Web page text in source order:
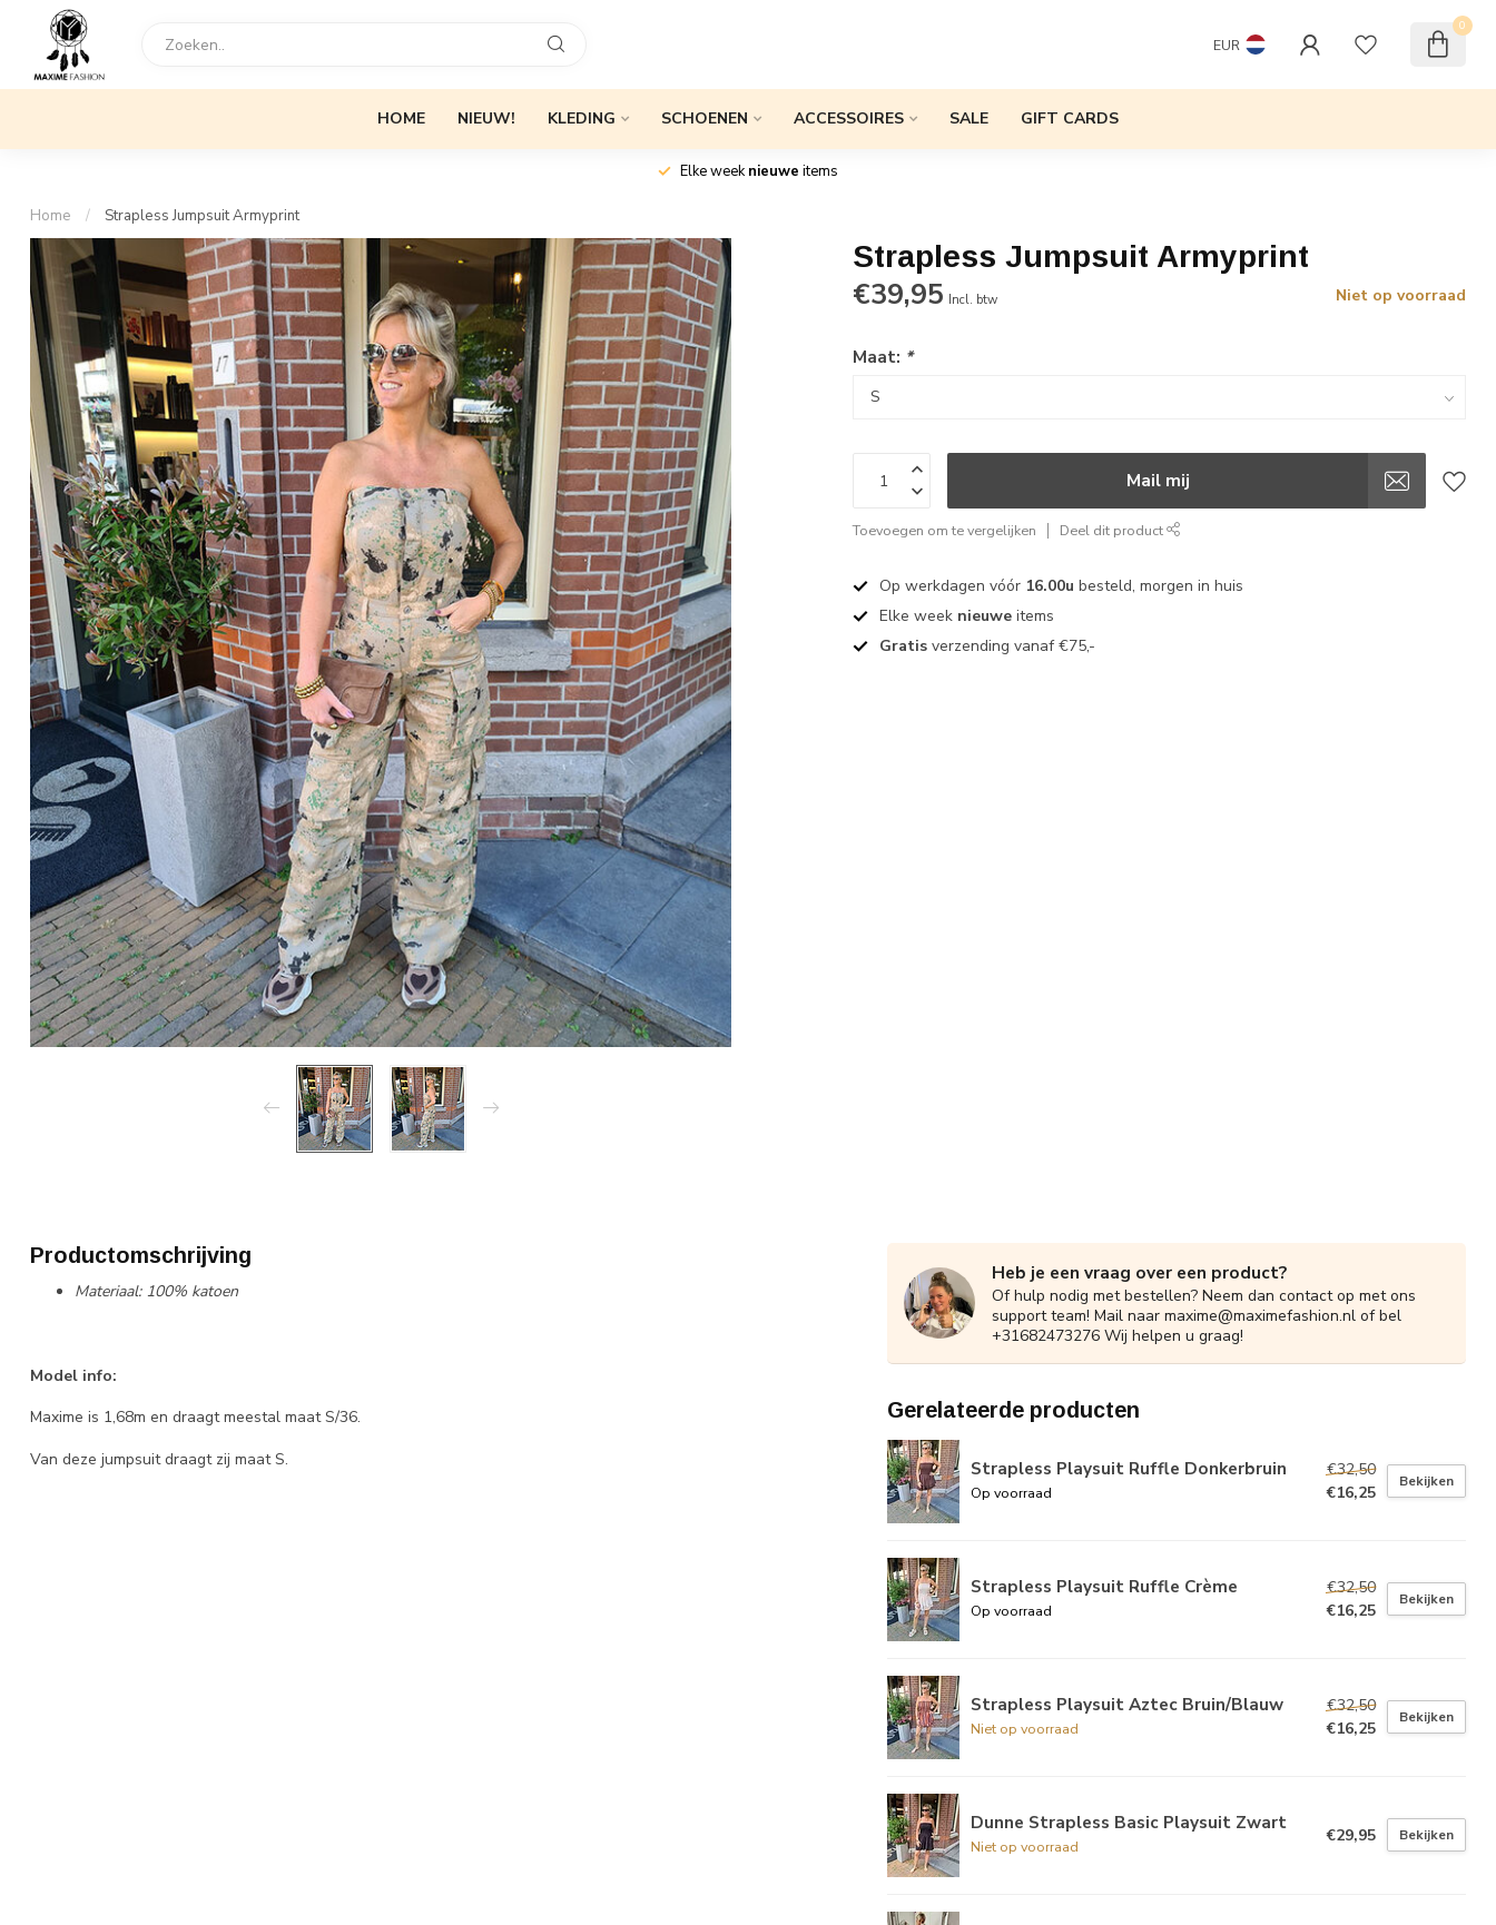
EUR
0
HOME NIEUW! KLEDING SCHOENEN ACCESSOIRES SALE GIFT CARDS
Elke weeknieuwe items
Home / Strapless Jumpsuit Armyprint
Strapless Jumpsuit Armyprint
€39,95 Incl. btw Niet op voorraad
Maat: *
Mail mij
Toevoegen om te vergelijken Deel dit product
Op werkdagen vóór 16.00u besteld, morgen in huis
Elke week nieuwe items
Gratis verzending vanaf €75,-
Productomschrijving
Materiaal: 100% katoen
Model info:
Maxime is 1,68m en draagt meestal maat S/36.
Van deze jumpsuit draagt zij maat S.
Heb je een vraag over een product?
Of hulp nodig met bestellen? Neem dan contact op met ons
support team! Mail naar maxime@maximefashion.nl of bel
+31682473276 Wij helpen u graag!
Gerelateerde producten
Strapless Playsuit Ruffle Donkerbruin
Op voorraad
€32,50
€16,25
Bekijken
Strapless Playsuit Ruffle Crème
Op voorraad
€32,50
€16,25
Bekijken
Strapless Playsuit Aztec Bruin/Blauw
Niet op voorraad
€32,50
€16,25
Bekijken
Dunne Strapless Basic Playsuit Zwart
Niet op voorraad
€29,95 Bekijken